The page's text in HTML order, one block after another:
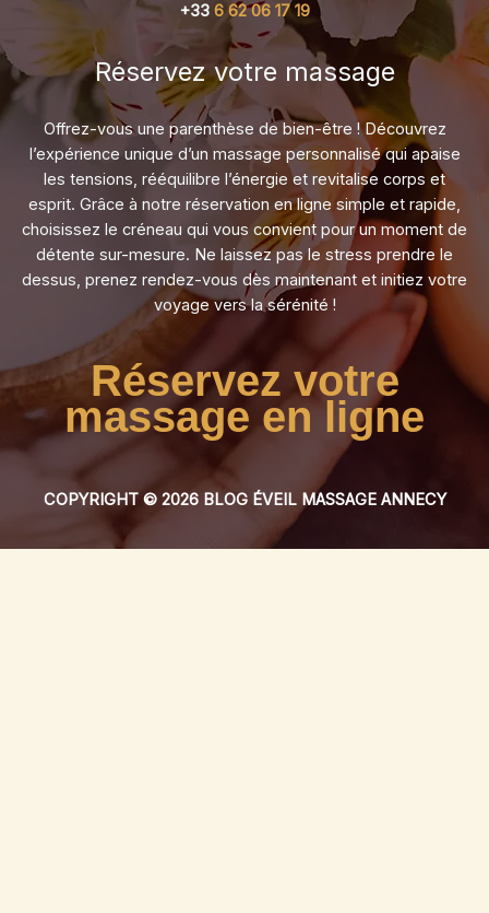
+33 6 62 06 17 19
Réservez votre massage​
Offrez-vous une parenthèse de bien-être ! Découvrez
l’expérience unique d’un massage personnalisé qui apaise
les tensions, rééquilibre l’énergie et revitalise corps et
esprit. Grâce à notre réservation en ligne simple et rapide,
choisissez le créneau qui vous convient pour un moment de
détente sur-mesure. Ne laissez pas le stress prendre le
dessus, prenez rendez-vous dès maintenant et initiez votre
voyage vers la sérénité !
Réservez votre
massage en ligne
COPYRIGHT © 2026 BLOG ÉVEIL MASSAGE ANNECY